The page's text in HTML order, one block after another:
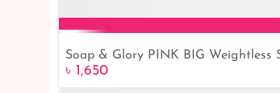
Soap & Glory PINK BIG Weightless
৳ 1,650